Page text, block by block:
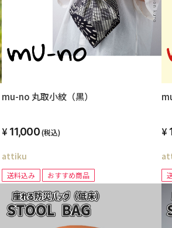
mu-no 丸取小紋（黒）
11,000(税込)
attiku
送料込み おすすめ商品